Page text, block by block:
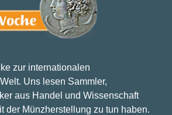
zur internationalen
Uns lesen Sammler,
aus Handel und Wissenschaft
der Münzherstellung zu tun haben.